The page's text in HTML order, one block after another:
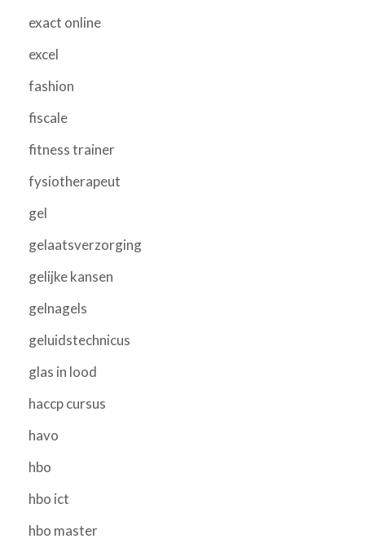
exact online
excel
fashion
fiscale
fitness trainer
fysiotherapeut
gel
gelaatsverzorging
gelijke kansen
gelnagels
geluidstechnicus
glas in lood
haccp cursus
havo
hbo
hbo ict
hbo master